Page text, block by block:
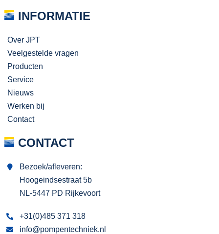
INFORMATIE
Over JPT
Veelgestelde vragen
Producten
Service
Nieuws
Werken bij
Contact
CONTACT
Bezoek/afleveren:
Hoogeindsestraat 5b
NL-5447 PD Rijkevoort
+31(0)485 371 318
info@pompentechniek.nl